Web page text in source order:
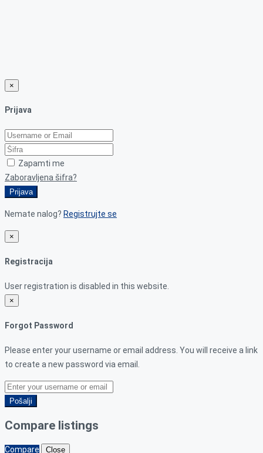
×
Prijava
Zapamti me
Zaboravljena šifra?
Prijava
Nemate nalog? Registrujte se
×
Registracija
User registration is disabled in this website.
×
Forgot Password
Please enter your username or email address. You will receive a link
to create a new password via email.
Pošalji
Compare listings
Compare Close